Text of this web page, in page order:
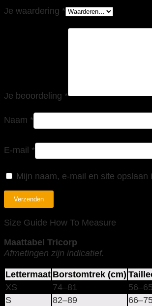
Je waardering *
Je beoordeling *
Naam *
E-mail *
Mijn naam, e-mail en site
Size Guide How To Measure
Maattabel Tricorp
Afmetingen zijn indicatief.
Lettermaat Borstomtrek (cm)
XS
74–81 56–65
S
82–89